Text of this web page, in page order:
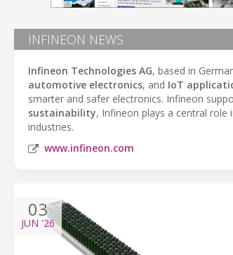
INFINEON NEWS
Infineon Technologies AG, based in
automotive electronics, and IoT
smarter and safer electronics. Infineon
sustainability, Infineon plays a central role
industries.
www.infineon.com
03
JUN '26